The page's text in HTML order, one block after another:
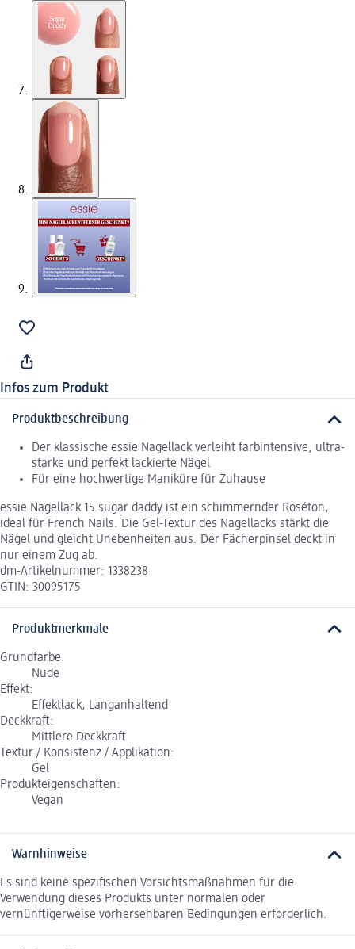
Infos zum Produkt
Produktbeschreibung
Der klassische essie Nagellack verleiht farbintensive, ultra-
starke und perfekt lackierte Nägel
Für eine hochwertige Maniküre für Zuhause
essie Nagellack 15 sugar daddy ist ein schimmernder Roséton,
ideal für French Nails. Die Gel-Textur des Nagellacks stärkt die
Nägel und gleicht Unebenheiten aus. Der Fächerpinsel deckt in
nur einem Zug ab.
dm-Artikelnummer: 1338238
GTIN: 30095175
Produktmerkmale
Grundfarbe:
Nude
Effekt:
Effektlack, Langanhaltend
Deckkraft:
Mittlere Deckkraft
Textur / Konsistenz / Applikation:
Gel
Produkteigenschaften:
Vegan
Warnhinweise
Es sind keine spezifischen Vorsichtsmaßnahmen für die
Verwendung dieses Produkts unter normalen oder
vernünftigerweise vorhersehbaren Bedingungen erforderlich.